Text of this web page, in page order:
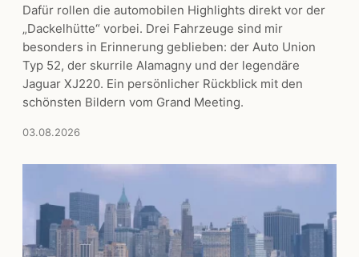
Dafür rollen die automobilen Highlights direkt vor der
„Dackelhütte“ vorbei. Drei Fahrzeuge sind mir
besonders in Erinnerung geblieben: der Auto Union
Typ 52, der skurrile Alamagny und der legendäre
Jaguar XJ220. Ein persönlicher Rückblick mit den
schönsten Bildern vom Grand Meeting.
03.08.2026